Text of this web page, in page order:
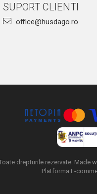
SUPORT CLIENTI
office@husdago.ro
drepturile rezervate. Made
Platforma E-